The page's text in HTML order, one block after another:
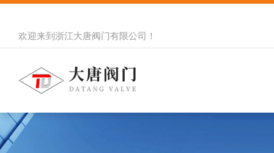
欢迎来到 浙江大唐阀门有限公司 ！